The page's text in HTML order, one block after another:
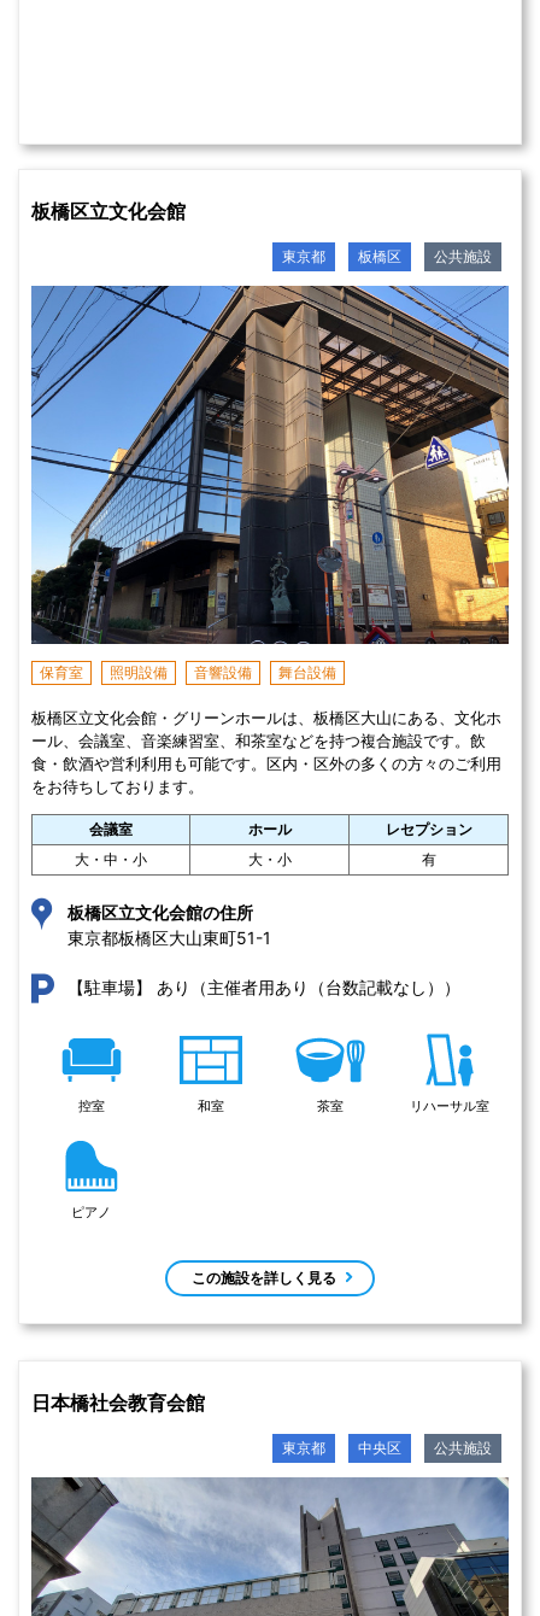
板橋区立文化会館
東京都 板橋区 公共施設
保育室 照明設備 音響設備 舞台設備
板橋区立文化会館・グリーンホールは、板橋区大山にある、文化ホ
ール、会議室、音楽練習室、和茶室などを持つ複合施設です。飲
食・飲酒や営利利用も可能です。区内・区外の多くの方々のご利用
をお待ちしております。
会議室 ホール
レセプション
大・中・小
大・小 有
板橋区立文化会館の住所
東京都板橋区大山東町51-1
【駐車場】 あり（主催者用あり（台数記載なし））
控室 和室 茶室 リハーサル室
ピアノ
この施設を詳しく見る
日本橋社会教育会館
東京都 中央区 公共施設